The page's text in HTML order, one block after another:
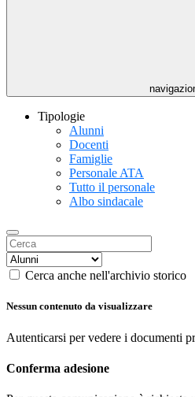
Tipologie
Alunni
Docenti
Famiglie
Personale ATA
Tutto il personale
Albo sindacale
Cerca anche nell'archivio storico
Nessun contenuto da visualizzare
Autenticarsi per vedere i documenti
Conferma adesione